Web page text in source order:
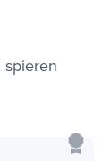
spieren